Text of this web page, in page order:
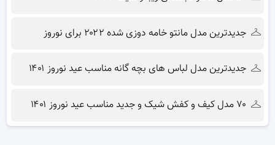
جدیدترین مدل مانتو خامه دوزی شده ۲۰۲۲ برای نوروز
جدیدترین مدل لباس های بچه گانه مناسب عید نوروز ۱۴۰۱
۷۰ مدل کیف و کفش شیک و جدید مناسب عید نوروز ۱۴۰۱